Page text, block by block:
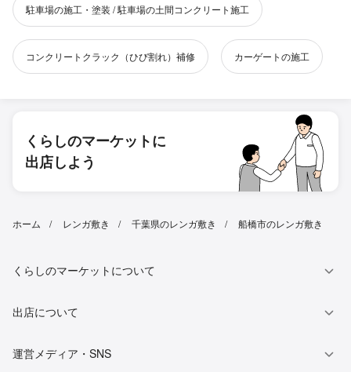
駐車場の施工・塗装 / 駐車場の土間コンクリート施工
コンクリートクラック（ひび割れ）補修 カーゲートの施工
くらしのマーケットに
出店しよう
ホーム レンガ敷き 千葉県のレンガ敷き 船橋市のレンガ敷き
くらしのマーケットについて
出店について
運営メディア・SNS